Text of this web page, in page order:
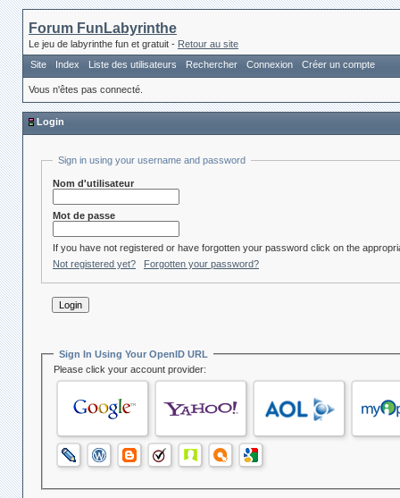
Forum FunLabyrinthe
Le jeu de labyrinthe fun et gratuit - Retour au site
Site
Index Liste des utilisateurs Rechercher Connexion Créer un compte
Vous n'êtes pas connecté.
Login
Sign in using your username and password
Nom d'utilisateur
Mot de passe
If you have not registered or have forgotten your password click on the
Not registered yet?
Forgotten your password?
Sign In Using Your OpenID URL
Please click your account provider: